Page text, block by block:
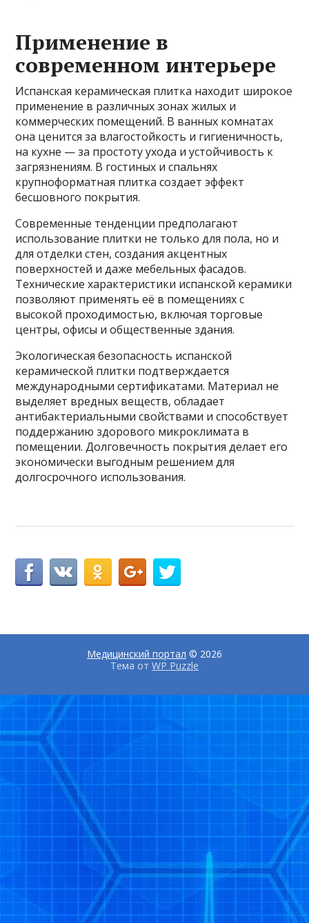
Применение в
современном интерьере
Испанская керамическая плитка находит широкое
применение в различных зонах жилых и
коммерческих помещений. В ванных комнатах
она ценится за влагостойкость и гигиеничность,
на кухне — за простоту ухода и устойчивость к
загрязнениям. В гостиных и спальнях
крупноформатная плитка создает эффект
бесшовного покрытия.
Современные тенденции предполагают
использование плитки не только для пола, но и
для отделки стен, создания акцентных
поверхностей и даже мебельных фасадов.
Технические характеристики испанской керамики
позволяют применять её в помещениях с
высокой проходимостью, включая торговые
центры, офисы и общественные здания.
Экологическая безопасность испанской
керамической плитки подтверждается
международными сертификатами. Материал не
выделяет вредных веществ, обладает
антибактериальными свойствами и способствует
поддержанию здорового микроклимата в
помещении. Долговечность покрытия делает его
экономически выгодным решением для
долгосрочного использования.
Медицинский портал © 2026
Тема от WP Puzzle